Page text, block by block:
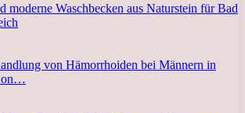
moderne Waschbecken aus Naturstein für Bad
von Hämorrhoiden bei Männern in